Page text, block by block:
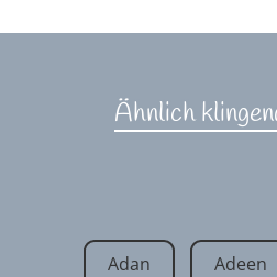
Ähnlich
Adan Adeen